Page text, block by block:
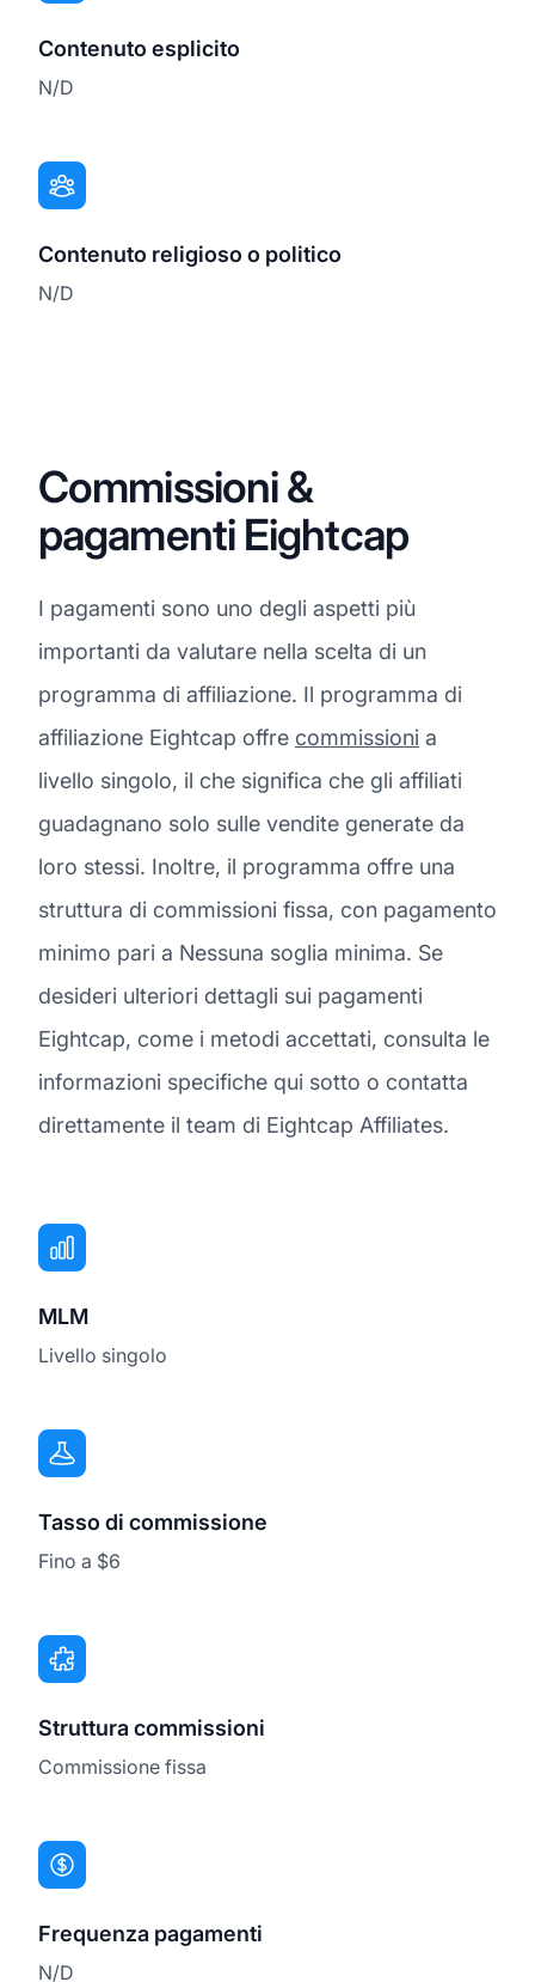
Contenuto esplicito
N/D
Contenuto religioso o politico
N/D
Commissioni &
pagamenti Eightcap
I pagamenti sono uno degli aspetti più
importanti da valutare nella scelta di un
programma di affiliazione. Il programma di
affiliazione Eightcap offre commissioni a
livello singolo, il che significa che gli affiliati
guadagnano solo sulle vendite generate da
loro stessi. Inoltre, il programma offre una
struttura di commissioni fissa, con pagamento
minimo pari a Nessuna soglia minima. Se
desideri ulteriori dettagli sui pagamenti
Eightcap, come i metodi accettati, consulta le
informazioni specifiche qui sotto o contatta
direttamente il team di Eightcap Affiliates.
MLM
Livello singolo
Tasso di commissione
Fino a $6
Struttura commissioni
Commissione fissa
Frequenza pagamenti
N/D